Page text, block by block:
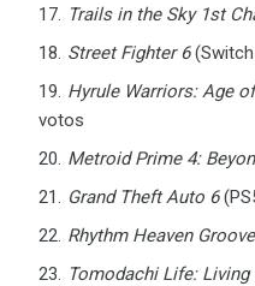
Trails in the Sky 1st
Street Fighter 6
Hyrule Warriors: Age
votos
Metroid Prime 4:
Grand Theft Auto 6
Rhythm Heaven Groove
Tomodachi Life: Living